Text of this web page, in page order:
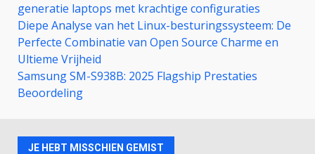
generatie laptops met krachtige configuraties
Diepe Analyse van het Linux-besturingssysteem: De
Perfecte Combinatie van Open Source Charme en
Ultieme Vrijheid
Samsung SM-S938B: 2025 Flagship Prestaties
Beoordeling
JE HEBT MISSCHIEN GEMIST